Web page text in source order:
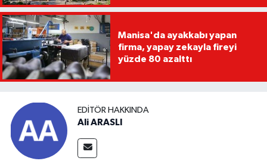
Manisa'da ayakkabı yapan
firma, yapay zekayla fireyi
yüzde 80 azalttı
EDITÖR HAKKINDA
Ali ARASLI